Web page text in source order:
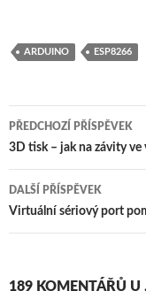
ARDUINO ESP8266
Navigace
pro
příspěvky
PŘEDCHOZÍ PŘÍSPĚVEK
3D tisk – jak na závity
DALŠÍ PŘÍSPĚVEK
Virtuální sériový port
189 KOMENTÁŘŮ U